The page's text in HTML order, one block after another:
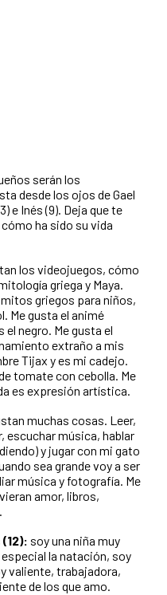
serán los
desde los ojos de Gael
e Inés (9). Deja que te
ha sido su vida
los videojuegos, cómo
griega y Maya.
griegos para niños,
Me gusta el animé
negro. Me gusta el
extraño a mis
Tijax y es mi cadejo.
tomate con cebolla. Me
es expresión artística.
muchas cosas. Leer,
escuchar música, hablar
y jugar con mi gato
sea grande voy a ser
música y fotografía. Me
amor, libros,
soy una niña muy
la natación, soy
valiente, trabajadora,
de los que amo.